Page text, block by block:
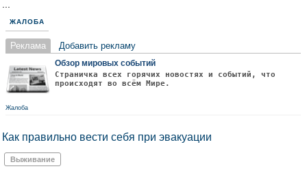
ЖАЛОБА
Реклама Добавить рекламу
Обзор мировых событий
Страничка всех горячих новостях и событий, что
происходят во всём Мире.
Жалоба
Как правильно вести себя при эвакуации
Выживание